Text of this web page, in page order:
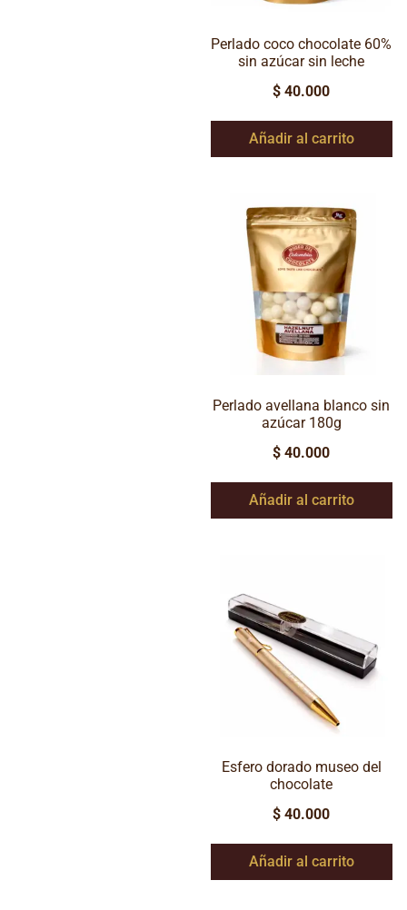
Perlado coco chocolate 60%
sin azúcar sin leche
$ 40.000
Añadir al carrito
Perlado avellana blanco sin
azúcar 180g
$ 40.000
Añadir al carrito
Esfero dorado museo del
chocolate
$ 40.000
Añadir al carrito